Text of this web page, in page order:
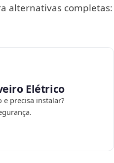
alternativas completas:
Elétrico
precisa instalar?